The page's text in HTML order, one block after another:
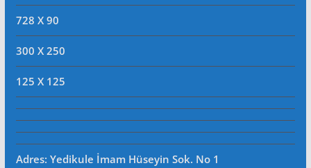
728 X 90
300 X 250
125 X 125
Adres: Yedikule İmam Hüseyin Sok. No 1